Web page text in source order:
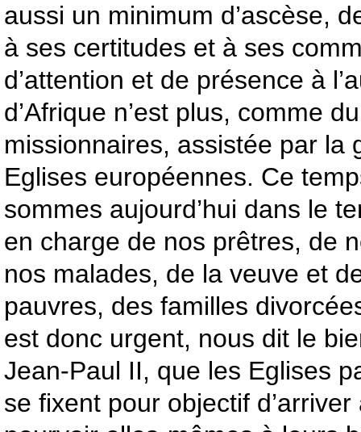
aussi un minimum d’ascèse,
à ses certitudes et à ses
d’attention et de présence à
d’Afrique n’est plus, comme
missionnaires, assistée par la
Eglises européennes. Ce
sommes aujourd’hui dans le
en charge de nos prêtres, de
nos malades, de la veuve et
pauvres, des familles
est donc urgent, nous dit le
Jean-Paul II, que les Eglises
se fixent pour objectif